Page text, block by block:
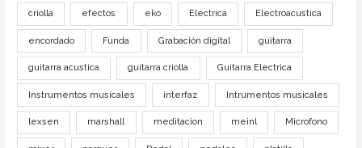
criolla efectos eko Electrica Electroacustica
encordado Funda Grabación digital guitarra
guitarra acustica guitarra criolla Guitarra Electrica
Instrumentos musicales interfaz Intrumentos musicales
lexsen marshall meditacion meinl Microfono